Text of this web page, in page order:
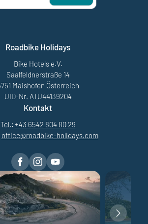
Roadbike Holidays
Bike Hotels e.V.
Saalfeldnerstraße 14
Maishofen Österreich
UID-Nr. ATU44139204
Kontakt
Tel.: +43 6542 804 80 29
office@roadbike-holidays.com